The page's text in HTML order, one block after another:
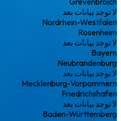
لا توجد بيانات بعد
Nordrhein-Westfalen
Rosenheim
لا توجد بيانات بعد
Bayern
Neubrandenburg
لا توجد بيانات بعد
Mecklenburg-Vorpommern
Friedrichshafen
لا توجد بيانات بعد
Baden-Württemberg